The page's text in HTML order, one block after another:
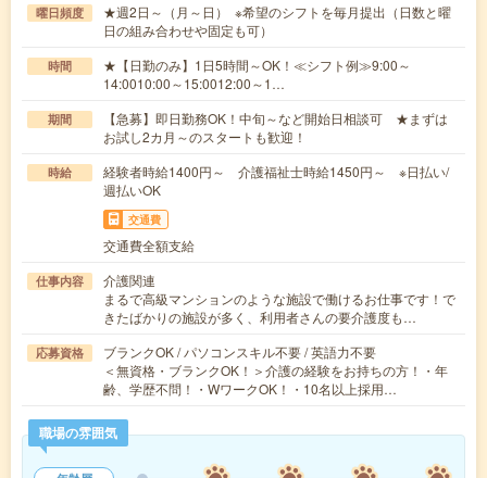
曜日頻度
★週2日～（月～日） ※希望のシフトを毎月提出（日数と曜
日の組み合わせや固定も可）
時間
★【日勤のみ】1日5時間～OK！≪シフト例≫9:00～
14:0010:00～15:0012:00～1…
期間
【急募】即日勤務OK！中旬～など開始日相談可 ★まずは
お試し2カ月～のスタートも歓迎！
時給
経験者時給1400円～ 介護福祉士時給1450円～ ※日払い/
週払いOK
交通費
交通費全額支給
仕事内容
介護関連
まるで高級マンションのような施設で働けるお仕事です！で
きたばかりの施設が多く、利用者さんの要介護度も…
応募資格
ブランクOK / パソコンスキル不要 / 英語力不要
＜無資格・ブランクOK！＞介護の経験をお持ちの方！・年
齢、学歴不問！・WワークOK！・10名以上採用…
職場の雰囲気